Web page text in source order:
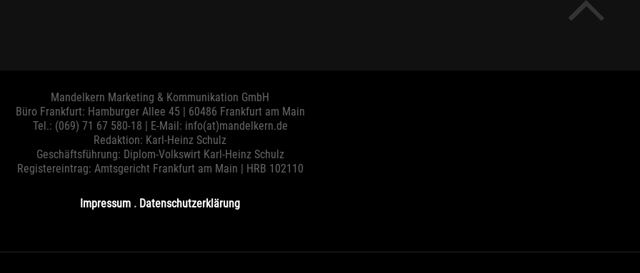
Mandelkern Marketing & Kommunikation GmbH
Büro Frankfurt: Hamburger Allee 45 | 60486 Frankfurt am Main
Tel.: (069) 71 67 580-18 | E-Mail: info(at)mandelkern.de
Redaktion: Karl-Heinz Schulz
Geschäftsführung: Diplom-Volkswirt Karl-Heinz Schulz
Registereintrag: Amtsgericht Frankfurt am Main | HRB 102110
Impressum . Datenschutzerklärung